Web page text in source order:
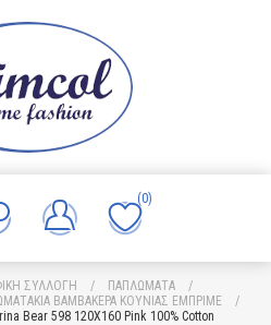
(0)
ΣΥΛΛΟΓΗ / ΠΑΠΛΩΜΑΤΑ
/
ΒΑΜΒΑΚΕΡΑ ΚΟΥΝΙΑΣ ΕΜΠΡΙΜΕ
/
Bear 598 120X160 Pink 100% Cotton